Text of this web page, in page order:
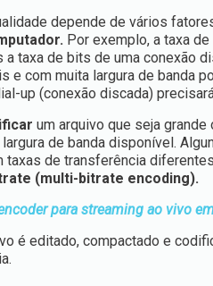
depende de vários
Por exemplo, a taxa
a taxa de bits de uma conexão
e com muita largura de banda
up (conexão discada)
um arquivo que seja
largura de banda disponível.
taxas de transferência
(multi-bitrate encoding).
para streaming ao vivo
é editado, compactado e